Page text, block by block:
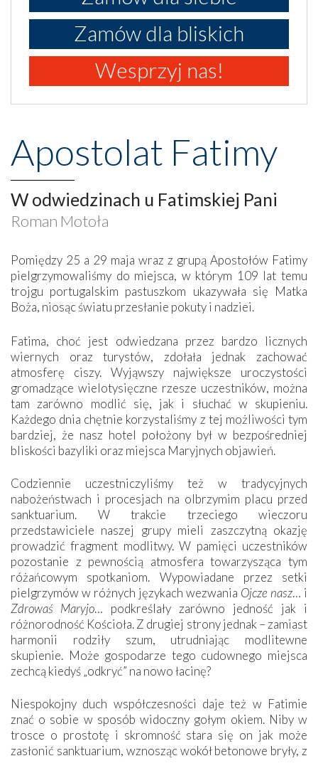
Zamów dla bliskich
Wesprzyj nas!
Apostolat Fatimy
W odwiedzinach u Fatimskiej Pani
Roman Motoła
Pomiędzy 25 a 29 maja wraz z grupą Apostołów Fatimy
pielgrzymowaliśmy do miejsca, w którym 109 lat temu
trojgu portugalskim pastuszkom ukazywała się Matka
Boża, niosąc światu przesłanie pokuty i nadziei.
Fatima, choć jest odwiedzana przez bardzo licznych
wiernych oraz turystów, zdołała jednak zachować
atmosferę ciszy. Wyjąwszy największe uroczystości
gromadzące wielotysięczne rzesze uczestników, można
tam zarówno modlić się, jak i słuchać w skupieniu.
Każdego dnia chętnie korzystaliśmy z tej możliwości tym
bardziej, że nasz hotel położony był w bezpośredniej
bliskości bazyliki oraz miejsca Maryjnych objawień.
Codziennie uczestniczyliśmy też w tradycyjnych
nabożeństwach i procesjach na olbrzymim placu przed
sanktuarium. W trakcie trzeciego wieczoru
przedstawiciele naszej grupy mieli zaszczytną okazję
prowadzić fragment modlitwy. W pamięci uczestników
pozostanie z pewnością atmosfera towarzysząca tym
różańcowym spotkaniom. Wypowiadane przez setki
pielgrzymów w różnych językach wezwania Ojcze nasz… i
Zdrowaś Maryjo… podkreślały zarówno jedność jak i
różnorodność Kościoła. Z drugiej strony jednak – zamiast
harmonii rodziły szum, utrudniając modlitewne
skupienie. Może gospodarze tego cudownego miejsca
zechcą kiedyś „odkryć” na nowo łacinę?
Niespokojny duch współczesności daje też w Fatimie
znać o sobie w sposób widoczny gołym okiem. Niby w
trosce o prostotę i skromność stara się on jak może
zasłonić sanktuarium, wznosząc wokół betonowe bryły, z